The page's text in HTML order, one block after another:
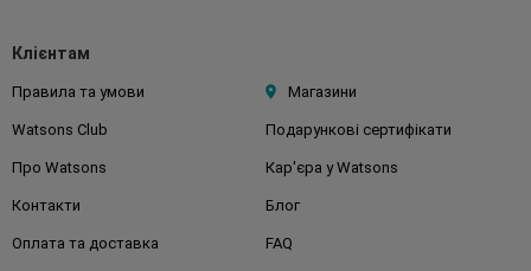
Клієнтам
Правила та умови Магазини
Watsons Club Подарункові сертифікати
Про Watsons Кар'єра у Watsons
Контакти Блог
Оплата та доставка FAQ